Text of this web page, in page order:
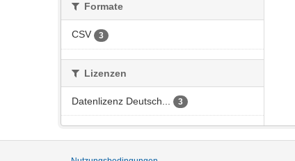
Formate
CSV 3
Lizenzen
Datenlizenz Deutsch... 3